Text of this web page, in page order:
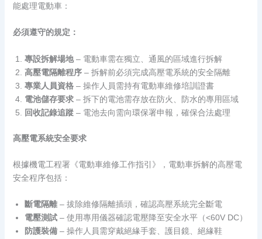
能處理電動車：
必須遵守的規定：
專設拆解場地– 電動車需在獨立、通風的區域進行拆解
高壓電隔離程序– 拆解前必須完成高壓電系統的安全隔離
專業人員資格– 操作人員需持有電動車維修培訓證書
電池儲存要求– 拆下的電池需存放在防火、防水的專用區域
回收記錄追蹤– 電池去向需向環保署申報，確保合法處理
高壓電系統安全要求
根據機電工程署《電動車維修工作指引》，電動車拆解的高壓電
安全程序包括：
斷電隔離– 拔除維修隔離插頭，確認高壓系統完全斷電
電壓測試– 使用專用儀器確認電壓降至安全水平（<60V DC）
防護裝備– 操作人員需穿戴絕緣手套、護目鏡、絕緣鞋